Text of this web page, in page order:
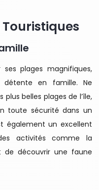
plages magnifiques,
détente en famille. Ne
plus belles plages de l’île,
toute sécurité dans un
également un excellent
activités comme la
de découvrir une faune